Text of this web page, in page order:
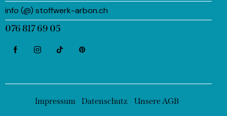
info (@) stoffwerk-arbon.ch
076 817 69 05
Impressum Datenschutz Unsere AGB